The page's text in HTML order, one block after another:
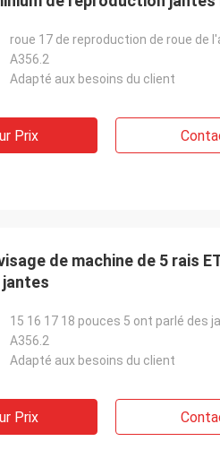
A356.2
Adapté aux besoins du client
Prix
de machine de 5 rais
jantes
A356.2
Adapté aux besoins du client
Prix